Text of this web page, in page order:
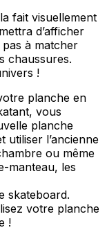
fait visuellement
d’afficher
à matcher
chaussures.
!
planche en
vous
planche
utiliser l’ancienne
ou même
manteau, les
skateboard.
votre planche
!